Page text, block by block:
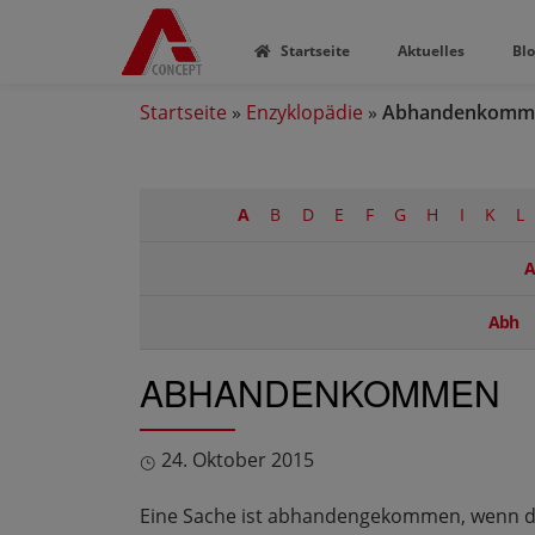
Startseite Aktuelles
Startseite » Enzyklopädie »
A B D E F G H I K L
Abh
ABHANDENKOMMEN
24. Oktober 2015
Eine Sache ist abhandengekommen,